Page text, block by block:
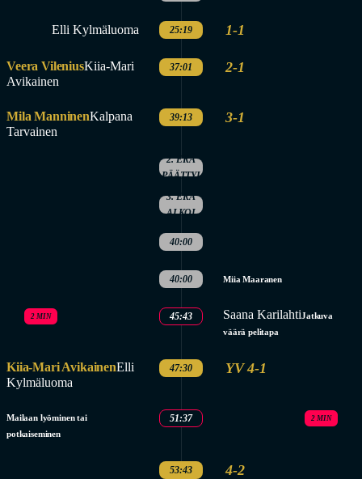
Elli Kylmäluoma 25:19 1-1
Veera VileniusKiia-Mari
Avikainen
37:01 2-1
Mila ManninenKalpana
Tarvainen
39:13 3-1
2. ERÄ
PÄÄTTYI
3. ERÄ
ALKOI
40:00
40:00 Miia Maaranen
45:43 Saana KarilahtiJatkuva
väärä pelitapa
2 MIN
Kiia-Mari AvikainenElli
Kylmäluoma
47:30 YV 4-1
Mailaan lyöminen tai
potkaiseminen
2 MIN
51:37
53:43 4-2